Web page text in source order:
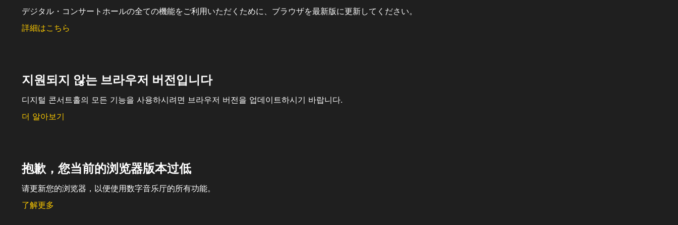
デジタル・コンサートホールの全ての機能をご利用いただくために、ブラウザを最新版に更新してください。
詳細はこちら
지원되지 않는 브라우저 버전입니다
디지털 콘서트홀의 모든 기능을 사용하시려면 브라우저 버전을 업데이트하시기 바랍니다.
더 알아보기
抱歉，您当前的浏览器版本过低
请更新您的浏览器，以便使用数字音乐厅的所有功能。
了解更多